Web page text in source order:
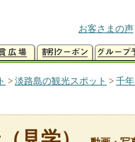
お客さまの声
> 淡路島の観光スポット > 千年